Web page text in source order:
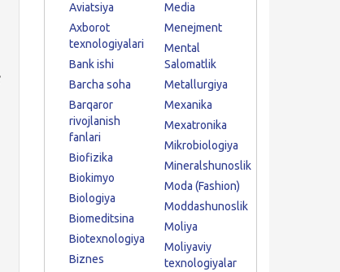
Aviatsiya
Axborot
texnologiyalari
Bank ishi
Barcha soha
Barqaror
rivojlanish
fanlari
Biofizika
Biokimyo
Biologiya
Biomeditsina
Biotexnologiya
Biznes
Media
Menejment
Mental
Salomatlik
Metallurgiya
Mexanika
Mexatronika
Mikrobiologiya
Mineralshunoslik
Moda (Fashion)
Moddashunoslik
Moliya
Moliyaviy
texnologiyalar